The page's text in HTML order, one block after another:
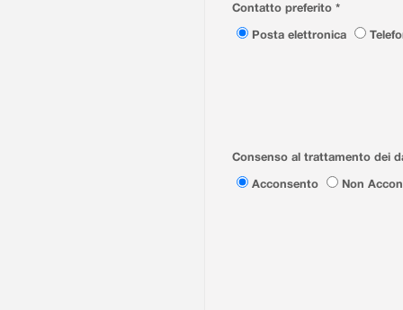
Contatto preferito *
Posta elettronica
Consenso al trattamento dei
Acconsento
Non